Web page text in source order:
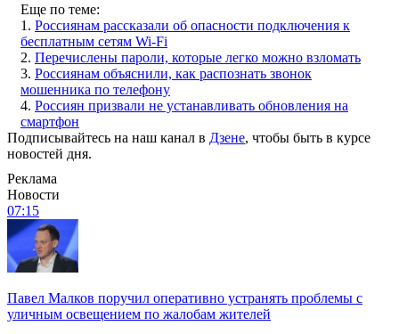
Еще по теме:
1. Россиянам рассказали об опасности подключения к
бесплатным сетям Wi-Fi
2. Перечислены пароли, которые легко можно взломать
3. Россиянам объяснили, как распознать звонок
мошенника по телефону
4. Россиян призвали не устанавливать обновления на
смартфон
Подписывайтесь на наш канал в Дзене, чтобы быть в курсе
новостей дня.
Реклама
Новости
07:15
Павел Малков поручил оперативно устранять проблемы с
уличным освещением по жалобам жителей